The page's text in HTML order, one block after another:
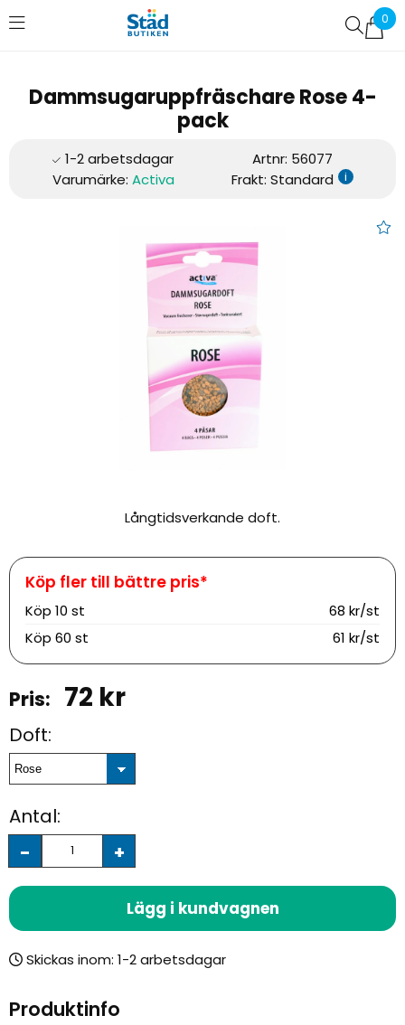
0
Favoriter (0)
Dammsugaruppfräschare Rose 4-
pack
Artnr: 56077
Varumärke: Activa Frakt: Standard i
Dammsugaruppfräschare 4-
Långtidsverkande doft.
Köp 10 st
68 kr/st
Köp 60 st 61 kr/st
72 kr
Doft:
Antal:
+
-
Lägg i kundvagnen
Skickas inom:
Produktinfo